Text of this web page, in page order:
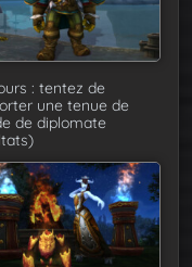
: tentez de
une tenue de
de diplomate